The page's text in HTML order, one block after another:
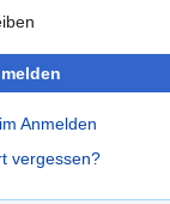
Anmelden
vergessen?